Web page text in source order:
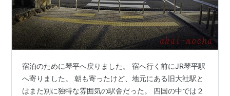
宿泊のために琴平へ戻りました。 宿へ行く前にJR琴平駅
へ寄りました。 朝も寄ったけど、地元にある旧大社駅と
はまた別に独特な雰囲気の駅舎だった。 四国の中では２